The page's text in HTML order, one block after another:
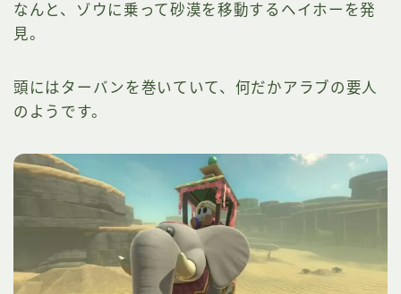
なんと、ゾウに乗って砂漠を移動するヘイホーを発
見。
頭にはターバンを巻いていて、何だかアラブの要人
のようです。